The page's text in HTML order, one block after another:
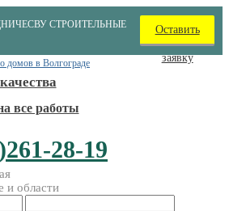
СТРОИТЕЛЬНЫЕ
Оставить
заявку
все работы
28-19
и области